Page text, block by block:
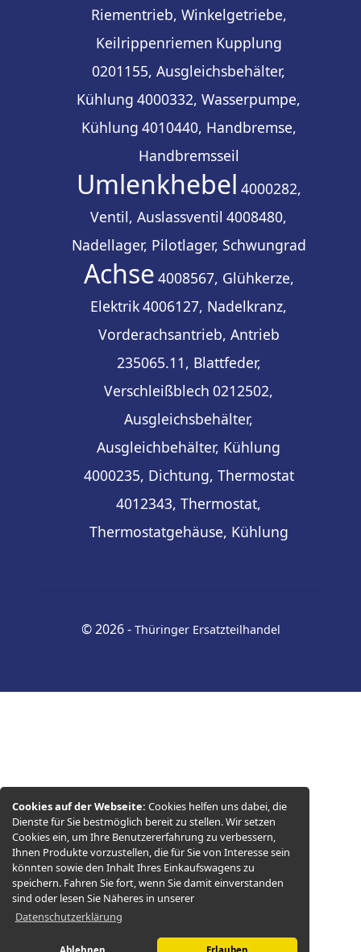
Cookies auf der Webseite:Cookies helfen uns dabei, die
Dienste für Sie bestmöglich bereit zu stellen. Wir setzen
Cookies ein, um Ihre Benutzererfahrung zu verbessern,
Ihnen Produkte vorzustellen, die für Sie von Interesse sein
könnten sowie den Inhalt Ihres Einkaufswagens zu
speichern. Fahren Sie fort, wenn Sie damit einverstanden
sind oder lesen Sie Näheres in unserer
Datenschutzerklärung
Riementrieb, Winkelgetriebe,
Keilrippenriemen Kupplung
0201155, Ausgleichsbehälter,
Kühlung 4000332, Wasserpumpe,
Kühlung 4010440, Handbremse,
Handbremsseil
Umlenkhebel 4000282,
Ventil, Auslassventil 4008480,
Nadellager, Pilotlager, Schwungrad
Achse 4008567, Glühkerze,
Elektrik4006127, Nadelkranz,
Vorderachsantrieb, Antrieb
235065.11, Blattfeder,
Verschleißblech 0212502,
Ausgleichsbehälter,
Ausgleichbehälter, Kühlung
4000235, Dichtung, Thermostat
4012343, Thermostat,
Thermostatgehäuse, Kühlung
© 2026 - Thüringer Ersatzteilhandel